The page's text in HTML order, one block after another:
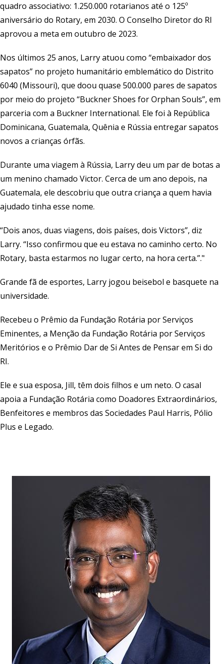
quadro associativo: 1.250.000 rotarianos até o 125º
aniversário do Rotary, em 2030. O Conselho Diretor do RI
aprovou a meta em outubro de 2023.
Nos últimos 25 anos, Larry atuou como “embaixador dos
sapatos” no projeto humanitário emblemático do Distrito
6040 (Missouri), que doou quase 500.000 pares de sapatos
por meio do projeto “Buckner Shoes for Orphan Souls”, em
parceria com a Buckner International. Ele foi à República
Dominicana, Guatemala, Quênia e Rússia entregar sapatos
novos a crianças órfãs.
Durante uma viagem à Rússia, Larry deu um par de botas a
um menino chamado Victor. Cerca de um ano depois, na
Guatemala, ele descobriu que outra criança a quem havia
ajudado tinha esse nome.
“Dois anos, duas viagens, dois países, dois Victors”, diz
Larry. “Isso confirmou que eu estava no caminho certo. No
Rotary, basta estarmos no lugar certo, na hora certa.”."
Grande fã de esportes, Larry jogou beisebol e basquete na
universidade.
Recebeu o Prêmio da Fundação Rotária por Serviços
Eminentes, a Menção da Fundação Rotária por Serviços
Meritórios e o Prêmio Dar de Si Antes de Pensar em Si do
RI.
Ele e sua esposa, Jill, têm dois filhos e um neto. O casal
apoia a Fundação Rotária como Doadores Extraordinários,
Benfeitores e membros das Sociedades Paul Harris, Pólio
Plus e Legado.